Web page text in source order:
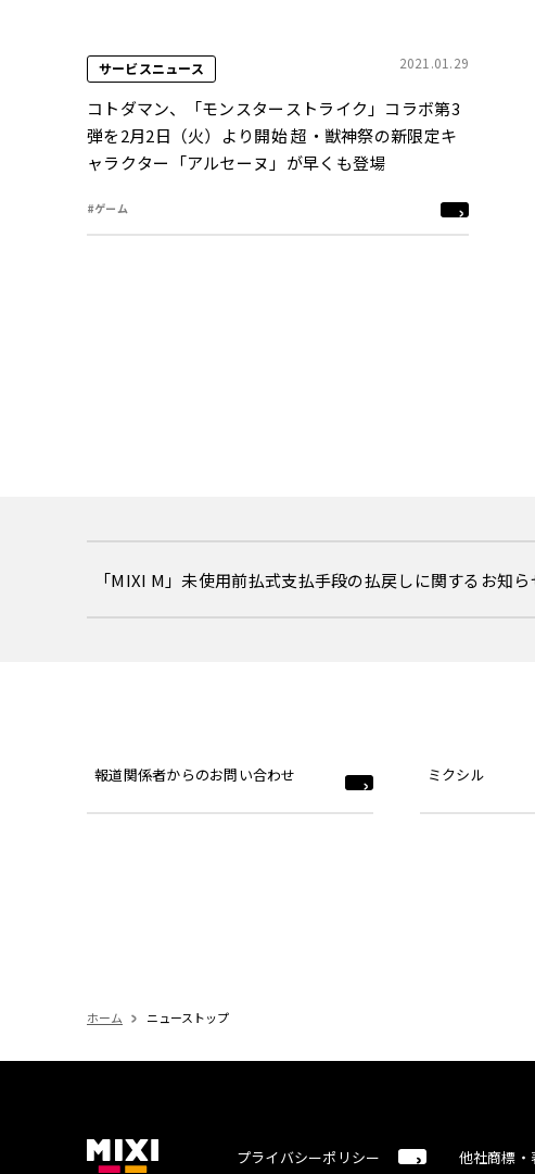
サービスニュース 2021.01.29
コトダマン、「モンスターストライク」コラボ第3
弾を2月2日（火）より開始 超・獣神祭の新限定キ
ャラクター「アルセーヌ」が早くも登場
#ゲーム
「MIXI M」未使用前払式支払手段の払戻しに関するお知ら
報道関係者からのお問い合わせ ミクシル
ホーム ニューストップ
プライバシーポリシー 他社商標・